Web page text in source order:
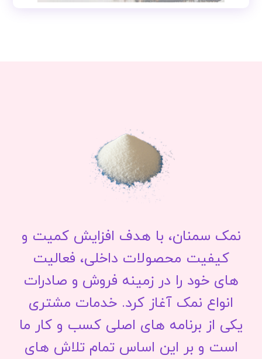
نمک سمنان، با هدف افزایش کمیت و
کیفیت محصولات داخلی، فعالیت
های خود را در زمینه فروش و صادرات
انواع نمک آغاز کرد. خدمات مشتری
یکی از برنامه های اصلی کسب و کار ما
است و بر این اساس تمام تلاش های